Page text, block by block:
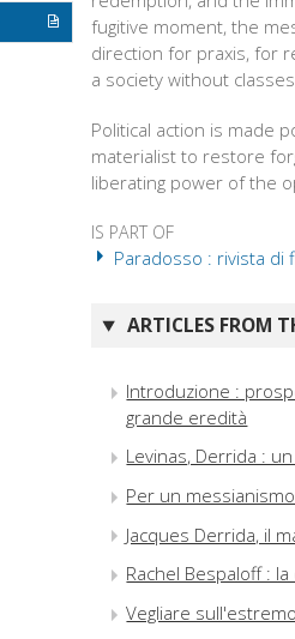
fugitive moment, the
direction for praxis, for
a society without
Political action is made
materialist to restore
liberating power of the
IS PART OF
Paradosso : rivista di
ARTICLES FROM
Introduzione :
grande eredità
Levinas, Derrida :
Per un
Jacques Derrida, il
Rachel Bespaloff :
Vegliare